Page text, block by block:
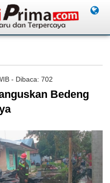
- Dibaca: 702
Bedeng